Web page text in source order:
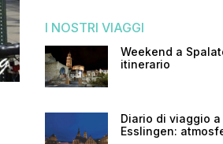
I NOSTRI VIAGGI
Weekend a
itinerario
Diario di viaggio
Esslingen: